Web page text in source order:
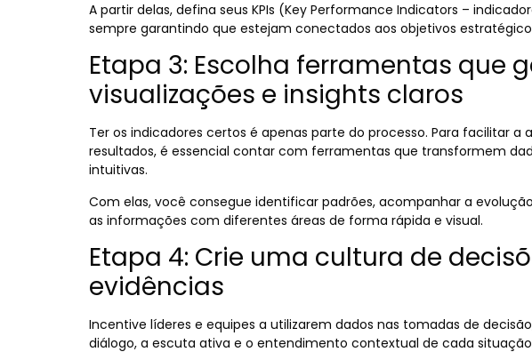
A partir delas, defina seus KPIs (Key Performance Indicators –
sempre garantindo que estejam conectados aos objetivos
Etapa 3: Escolha ferramentas que
visualizações e insights claros
Ter os indicadores certos é apenas parte do processo. Para facilitar
resultados, é essencial contar com ferramentas que transformem
intuitivas.
Com elas, você consegue identificar padrões, acompanhar a
as informações com diferentes áreas de forma rápida e visual.
Etapa 4: Crie uma cultura de
evidências
Incentive líderes e equipes a utilizarem dados nas tomadas de
diálogo, a escuta ativa e o entendimento contextual de cada